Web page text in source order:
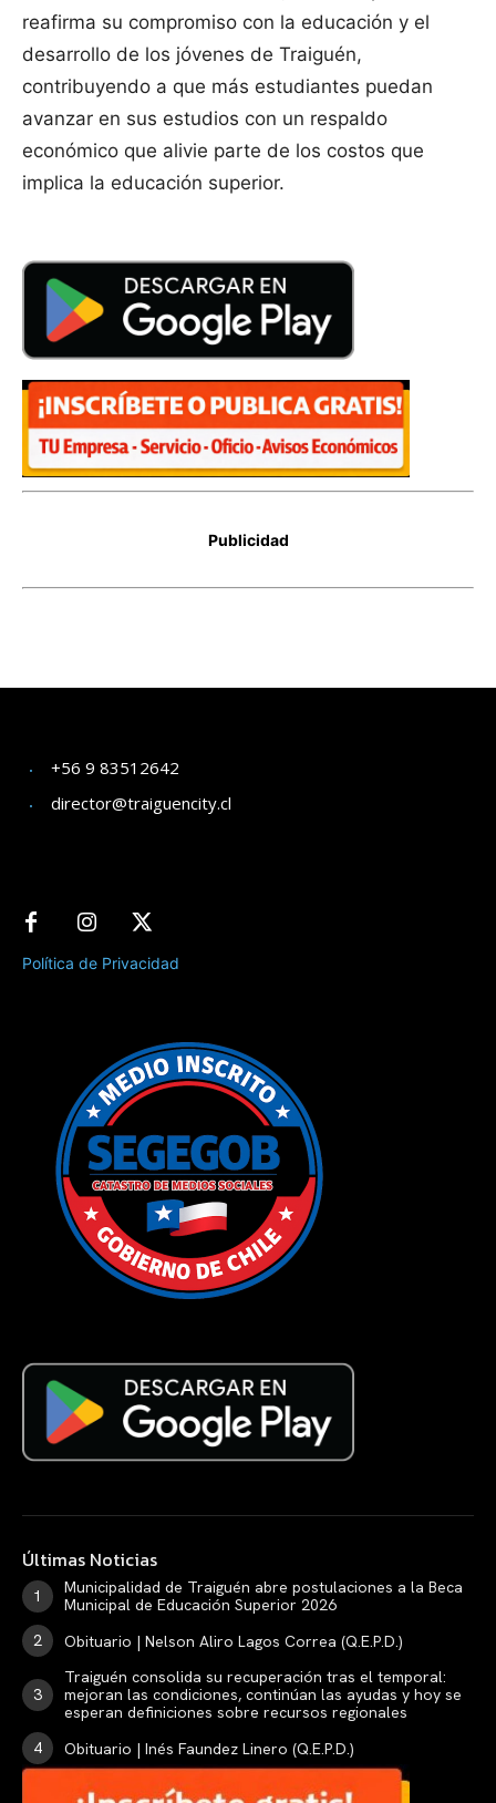
+56 9 83512642
director@traiguencity.cl
Política de Privacidad
Últimas Noticias
Municipalidad de Traiguén abre postulaciones a la Beca
Municipal de Educación Superior 2026
Obituario | Nelson Aliro Lagos Correa (Q.E.P.D.)
Traiguén consolida su recuperación tras el temporal:
mejoran las condiciones, continúan las ayudas y hoy se
esperan definiciones sobre recursos regionales
Obituario | Inés Faundez Linero (Q.E.P.D.)